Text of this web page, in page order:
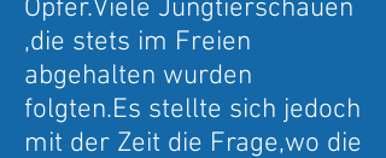
Opfer.Viele Jungtierschauen
,die stets im Freien
abgehalten wurden
folgten.Es stellte sich jedoch
mit der Zeit die Frage,wo die